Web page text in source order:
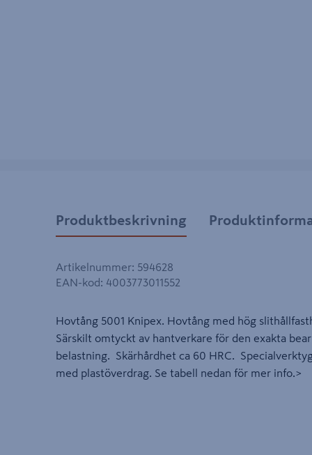
Produktbeskrivning
Artikelnummer: 594628
EAN-kod: 4003773011552
Hovtång 5001 Knipex. Hovtång med hög
Särskilt omtyckt av hantverkare för den exakta
belastning. Skärhårdhet ca 60 HRC.
med plastöverdrag. Se tabell nedan för mer info.>